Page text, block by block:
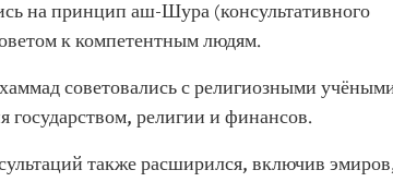
на принцип аш-Шура (консультативного
к компетентным людям.
советовались с религиозными
религии и финансов.
также расширился, включив